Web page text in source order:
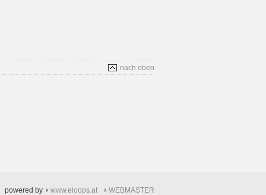
nach oben
powered by www.eloops.at WEBMASTER